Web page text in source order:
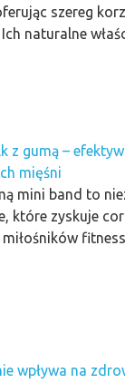
szereg
naturalne
z gumą –
mięśni
mini band to
które zyskuje
wpływa na